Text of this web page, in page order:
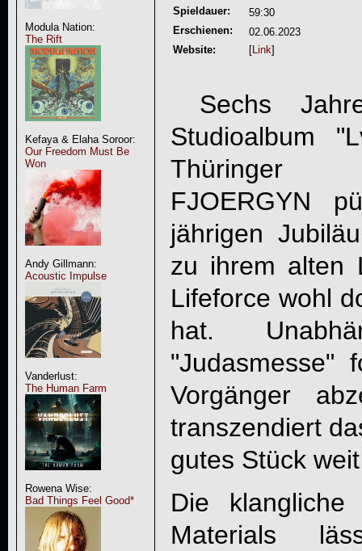
Modula Nation:
The Rift
Kefaya & Elaha Soroor:
Our Freedom Must Be
Won
Andy Gillmann:
Acoustic Impulse
Vanderlust:
The Human Farm
Rowena Wise:
Bad Things Feel Good*
Spieldauer:
59:30
Erschienen:
02.06.2023
Website:
[Link]
Sechs
Studioalbum
Thüringer
FJOERGYN
jährigen
zu ihrem alten
Lifeforce wohl
hat.
"Judasmesse"
Vorgänger
transzendiert
gutes Stück
Die
Materials